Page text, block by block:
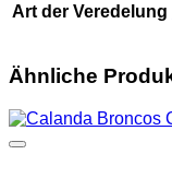
Art der Veredelung
Ähnliche